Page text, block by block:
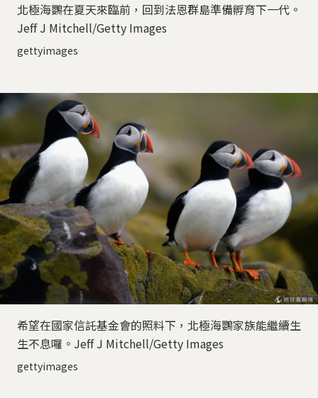
北極海鸚在夏天來臨前，回到法恩群島準備孵育下一代。
Jeff J Mitchell/Getty Images
gettyimages
希望在國家信託基金會的照料下，北極海鸚家族能繼續生
生不息囉。Jeff J Mitchell/Getty Images
gettyimages